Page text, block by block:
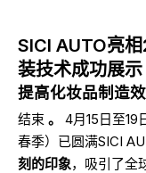
SICI AUTO亮
装技术成功展示
提高化妆品制造
结束 。 4月15日至19
春季）已圆满SICI
刻的印象，吸引了全